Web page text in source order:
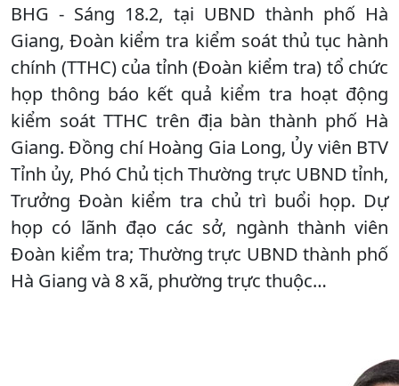
BHG - Sáng 18.2, tại UBND thành phố Hà
Giang, Đoàn kiểm tra kiểm soát thủ tục hành
chính (TTHC) của tỉnh (Đoàn kiểm tra) tổ chức
họp thông báo kết quả kiểm tra hoạt động
kiểm soát TTHC trên địa bàn thành phố Hà
Giang. Đồng chí Hoàng Gia Long, Ủy viên BTV
Tỉnh ủy, Phó Chủ tịch Thường trực UBND tỉnh,
Trưởng Đoàn kiểm tra chủ trì buổi họp. Dự
họp có lãnh đạo các sở, ngành thành viên
Đoàn kiểm tra; Thường trực UBND thành phố
Hà Giang và 8 xã, phường trực thuộc…